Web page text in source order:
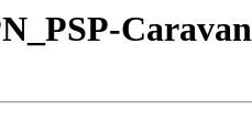
Caravan